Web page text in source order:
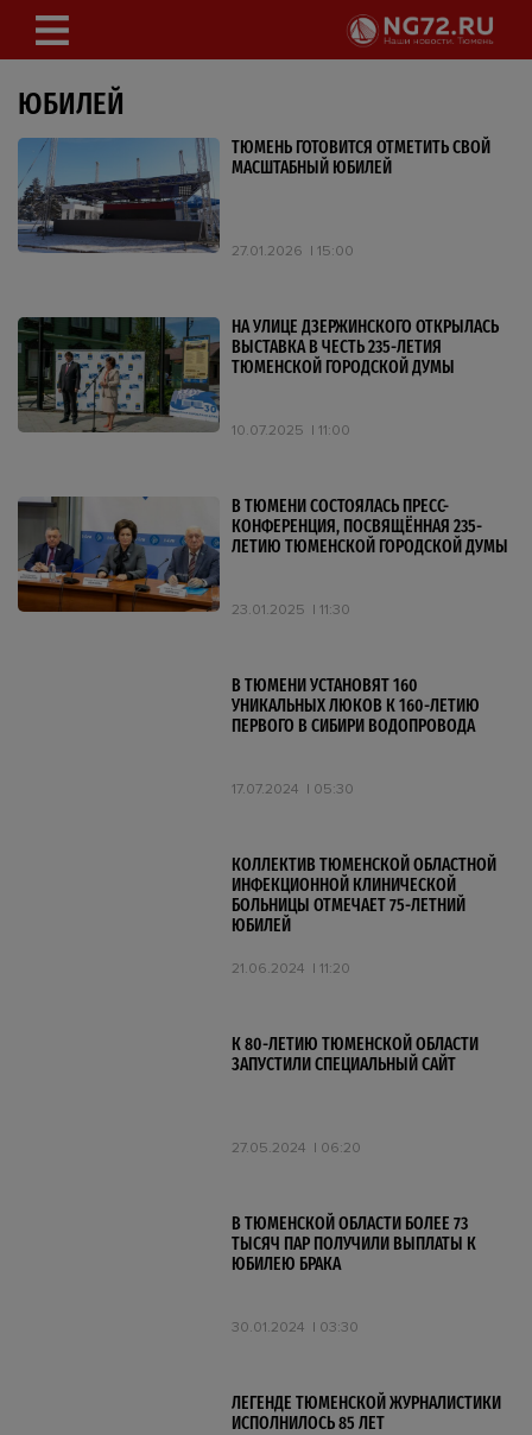
ЮБИЛЕЙ
ТЮМЕНЬ ГОТОВИТСЯ ОТМЕТИТЬ СВОЙ
МАСШТАБНЫЙ ЮБИЛЕЙ
27.01.2026 15:00
НА УЛИЦЕ ДЗЕРЖИНСКОГО ОТКРЫЛАСЬ
ВЫСТАВКА В ЧЕСТЬ 235-ЛЕТИЯ
ТЮМЕНСКОЙ ГОРОДСКОЙ ДУМЫ
10.07.2025 11:00
В ТЮМЕНИ СОСТОЯЛАСЬ ПРЕСС-
КОНФЕРЕНЦИЯ, ПОСВЯЩЁННАЯ 235-
ЛЕТИЮ ТЮМЕНСКОЙ ГОРОДСКОЙ ДУМЫ
23.01.2025 11:30
В ТЮМЕНИ УСТАНОВЯТ 160
УНИКАЛЬНЫХ ЛЮКОВ К 160-ЛЕТИЮ
ПЕРВОГО В СИБИРИ ВОДОПРОВОДА
17.07.2024 05:30
КОЛЛЕКТИВ ТЮМЕНСКОЙ ОБЛАСТНОЙ
ИНФЕКЦИОННОЙ КЛИНИЧЕСКОЙ
БОЛЬНИЦЫ ОТМЕЧАЕТ 75-ЛЕТНИЙ
ЮБИЛЕЙ
21.06.2024 11:20
К 80-ЛЕТИЮ ТЮМЕНСКОЙ ОБЛАСТИ
ЗАПУСТИЛИ СПЕЦИАЛЬНЫЙ САЙТ
27.05.2024 06:20
В ТЮМЕНСКОЙ ОБЛАСТИ БОЛЕЕ 73
ТЫСЯЧ ПАР ПОЛУЧИЛИ ВЫПЛАТЫ К
ЮБИЛЕЮ БРАКА
30.01.2024 03:30
ЛЕГЕНДЕ ТЮМЕНСКОЙ ЖУРНАЛИСТИКИ
ИСПОЛНИЛОСЬ 85 ЛЕТ